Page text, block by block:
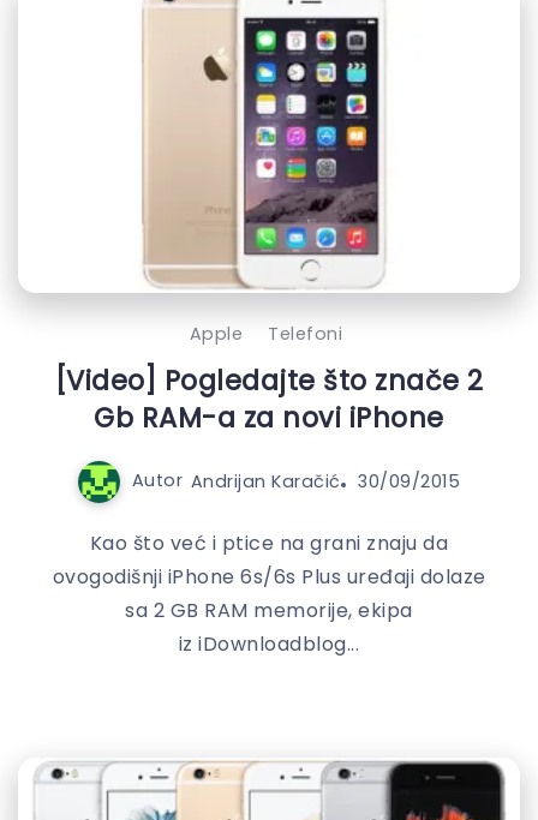
Apple Telefoni
[Video] Pogledajte što znače 2
Gb RAM-a za novi iPhone
Autor Andrijan Karačić 30/09/2015
Kao što već i ptice na grani znaju da
ovogodišnji iPhone 6s/6s Plus uređaji dolaze
sa 2 GB RAM memorije, ekipa
iz iDownloadblog...